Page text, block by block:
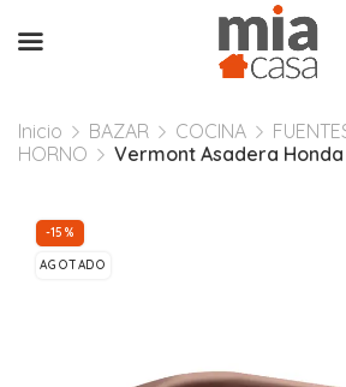
Inicio BAZAR COCINA
HORNO
Vermont Asadera Honda
-15%
AGOTADO